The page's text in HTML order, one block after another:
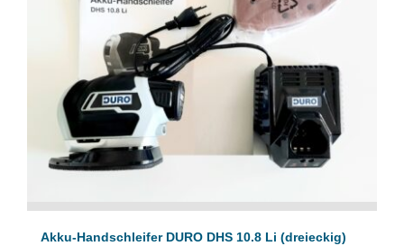
Akku-Handschleifer DURO DHS 10.8 Li (dreieckig)